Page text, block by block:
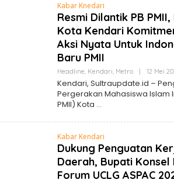
Kabar Knedari
Resmi Dilantik PB PMII,
Kota Kendari
Aksi Nyata Untuk
Baru PMII
Headline, Kendari, Metro 12 Mei
Kendari, Sultraupdate.id –
Pergerakan Mahasiswa Islam
PMII) Kota
Kabar Kendari
Dukung Penguatan
Daerah, Bupati Konsel
Forum UCLG ASPAC